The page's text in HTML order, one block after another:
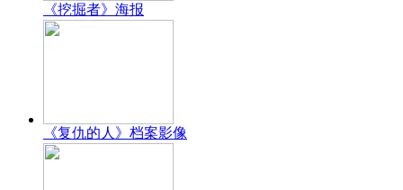
《挖掘者》海报
《复仇的人》档案影像